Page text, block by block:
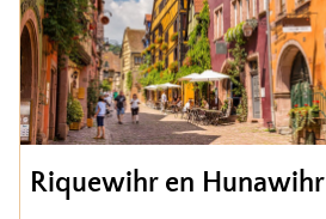
Riquewihr en Hunawihr